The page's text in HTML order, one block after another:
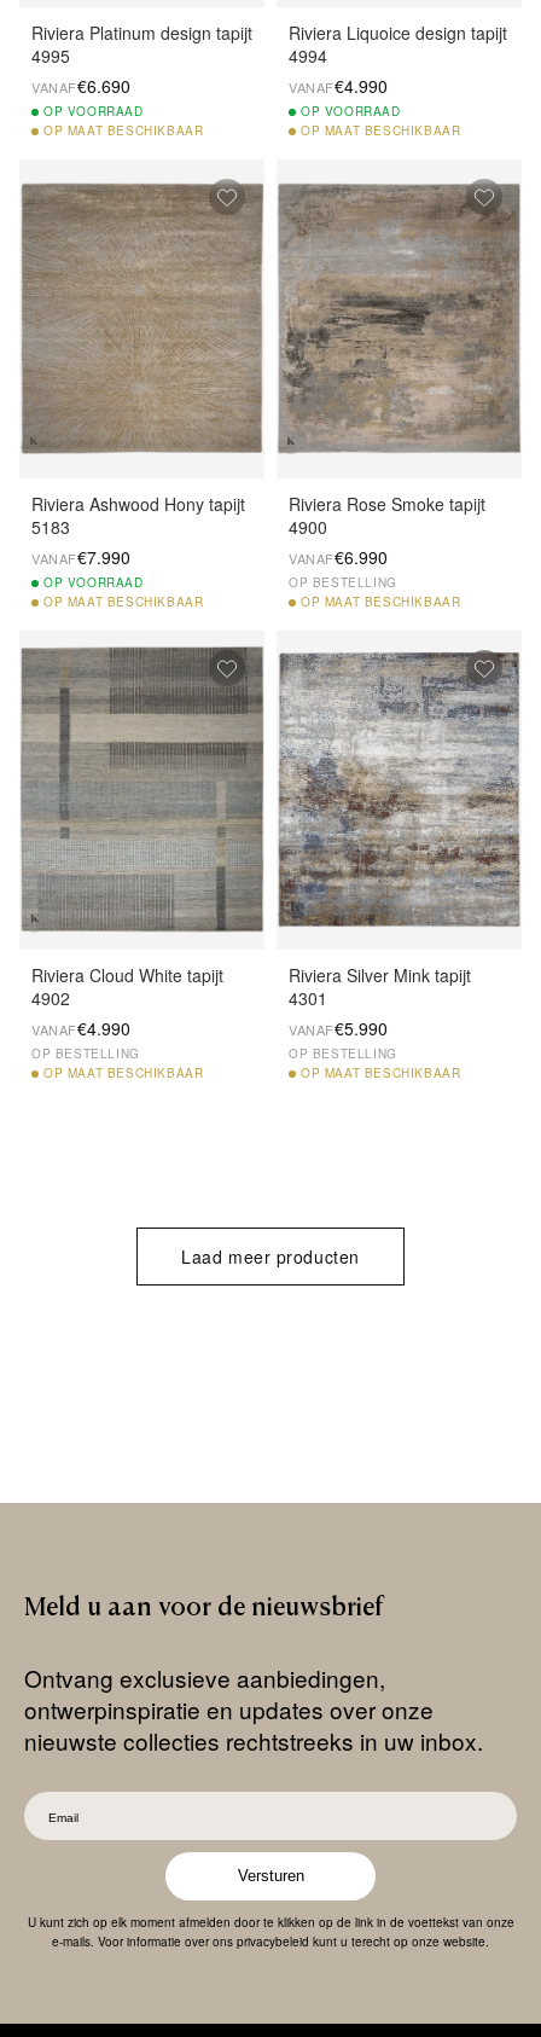
Riviera Platinum design tapijt
4995
VANAF€6.690
OP VOORRAAD
OP MAAT BESCHIKBAAR
Riviera Liquoice design tapijt
4994
VANAF€4.990
OP VOORRAAD
OP MAAT BESCHIKBAAR
Riviera Ashwood Hony tapijt
5183
VANAF€7.990
OP VOORRAAD
OP MAAT BESCHIKBAAR
Riviera Rose Smoke tapijt
4900
VANAF€6.990
OP BESTELLING
OP MAAT BESCHIKBAAR
Riviera Cloud White tapijt
4902
VANAF€4.990
OP BESTELLING
OP MAAT BESCHIKBAAR
Riviera Silver Mink tapijt
4301
VANAF€5.990
OP BESTELLING
OP MAAT BESCHIKBAAR
Laad meer producten
Meld u aan voor de nieuwsbrief
Ontvang exclusieve aanbiedingen,
ontwerpinspiratie en updates over onze
nieuwste collecties rechtstreeks in uw inbox.
Versturen
U kunt zich op elk moment afmelden door te klikken op de link in de voettekst van onze
e-mails. Voor informatie over ons privacybeleid kunt u terecht op onze website.